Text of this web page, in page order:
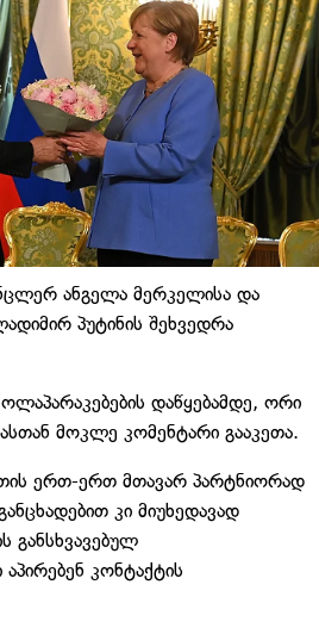
ანგელა მერკელისა და
პუტინის შეხვედრა
დაწყებამდე, ორი
მოკლე კომენტარი გააკეთა.
ერთ-ერთ მთავარ პარტნიორად
კი მიუხედავად
განსხვავებულ
კონტაქტის